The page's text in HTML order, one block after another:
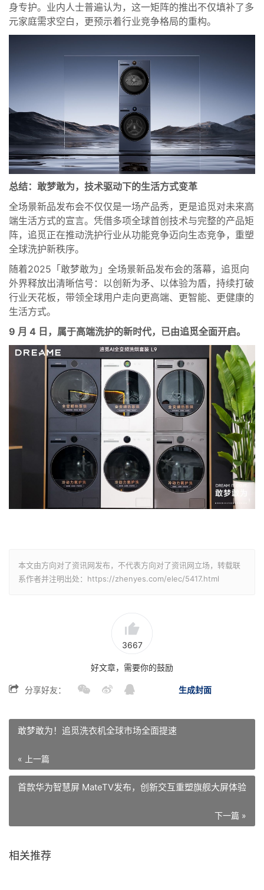
身专护。业内人士普遍认为，这一矩阵的推出不仅填补了多
元家庭需求空白，更预示着行业竞争格局的重构。
总结：敢梦敢为，技术驱动下的生活方式变革
全场景新品发布会不仅仅是一场产品秀，更是追觅对未来高
端生活方式的宣言。凭借多项全球首创技术与完整的产品矩
阵，追觅正在推动洗护行业从功能竞争迈向生态竞争，重塑
全球洗护新秩序。
随着2025「敢梦敢为」全场景新品发布会的落幕，追觅向
外界释放出清晰信号：以创新为矛、以体验为盾，持续打破
行业天花板，带领全球用户走向更高端、更智能、更健康的
生活方式。
9 月 4 日，属于高端洗护的新时代，已由追觅全面开启。
本文由方向对了资讯网发布，不代表方向对了资讯网立场，转载联
系作者并注明出处：https://zhenyes.com/elec/5417.html
3667
好文章，需要你的鼓励
生成封面
分享好友：
敢梦敢为！追觅洗衣机全球市场全面提速
« 上一篇
首款华为智慧屏 MateTV发布，创新交互重塑旗舰大屏体验
下一篇 »
相关推荐